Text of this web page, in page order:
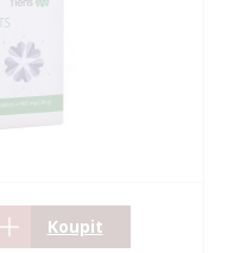
Koupit